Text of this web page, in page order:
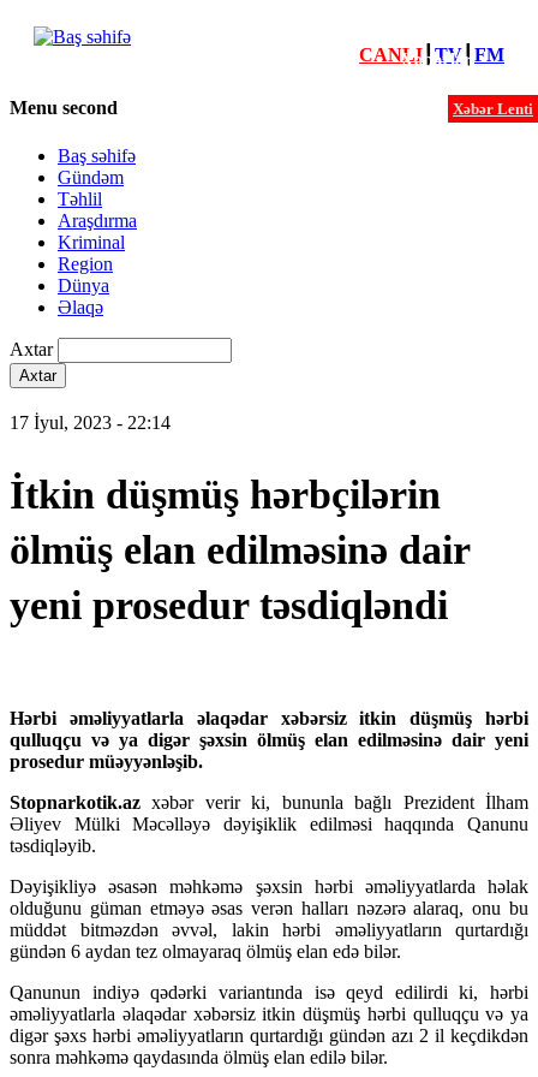
Xəbərlər
Xəbər Lenti
CANLI┃ TV┃ FM
Menu second
Baş səhifə
Gündəm
Təhlil
Araşdırma
Kriminal
Region
Dünya
Əlaqə
Axtar
17 İyul, 2023 - 22:14
İtkin düşmüş hərbçilərin
ölmüş elan edilməsinə dair
yeni prosedur təsdiqləndi
Hərbi əməliyyatlarla əlaqədar xəbərsiz itkin düşmüş hərbi
qulluqçu və ya digər şəxsin ölmüş elan edilməsinə dair yeni
prosedur müəyyənləşib.
Stopnarkotik.azxəbər verir ki, bununla bağlı Prezident İlham
Əliyev Mülki Məcəlləyə dəyişiklik edilməsi haqqında Qanunu
təsdiqləyib.
Dəyişikliyə əsasən məhkəmə şəxsin hərbi əməliyyatlarda həlak
olduğunu güman etməyə əsas verən halları nəzərə alaraq, onu bu
müddət bitməzdən əvvəl, lakin hərbi əməliyyatların qurtardığı
gündən 6 aydan tez olmayaraq ölmüş elan edə bilər.
Qanunun indiyə qədərki variantında isə qeyd edilirdi ki, hərbi
əməliyyatlarla əlaqədar xəbərsiz itkin düşmüş hərbi qulluqçu və ya
digər şəxs hərbi əməliyyatların qurtardığı gündən azı 2 il keçdikdən
sonra məhkəmə qaydasında ölmüş elan edilə bilər.